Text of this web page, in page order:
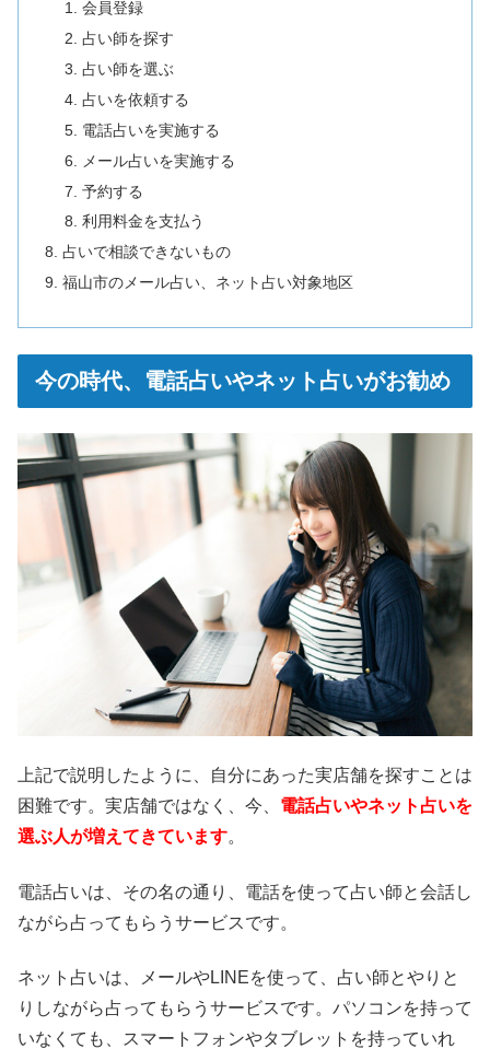
会員登録
占い師を探す
占い師を選ぶ
占いを依頼する
電話占いを実施する
メール占いを実施する
予約する
利用料金を支払う
占いで相談できないもの
福山市のメール占い、ネット占い対象地区
今の時代、電話占いやネット占いがお勧め
上記で説明したように、自分にあった実店舗を探すことは
困難です。実店舗ではなく、今、 電話占いやネット占いを
選ぶ人が増えてきています。
電話占いは、その名の通り、電話を使って占い師と会話し
ながら占ってもらうサービスです。
ネット占いは、メールやLINEを使って、占い師とやりと
りしながら占ってもらうサービスです。パソコンを持って
いなくても、スマートフォンやタブレットを持っていれ